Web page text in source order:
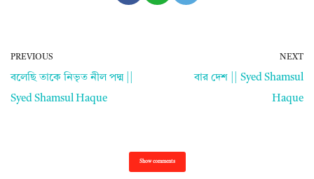
PREVIOUS
বলেছি তাকে নিভৃত নীল পদ্ম ||
Syed Shamsul Haque
NEXT
বার দেশ || Syed Shamsul
Haque
Show comments